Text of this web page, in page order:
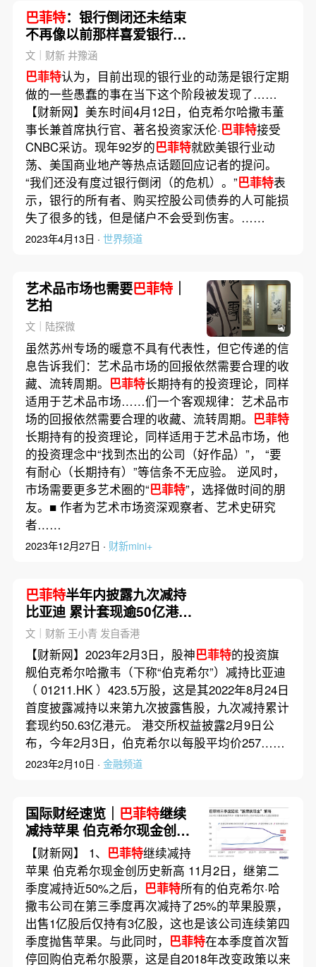
巴菲特：银行倒闭还未结束
不再像以前那样喜爱银行业
务
文｜财新 井豫涵
巴菲特认为，目前出现的银行业的动荡是银行定期
做的一些愚蠢的事在当下这个阶段被发现了……
【财新网】美东时间4月12日，伯克希尔哈撒韦董
事长兼首席执行官、著名投资家沃伦·巴菲特接受
CNBC采访。现年92岁的巴菲特就欧美银行业动
荡、美国商业地产等热点话题回应记者的提问。
“我们还没有度过银行倒闭（的危机）。”巴菲特表
示，银行的所有者、购买控股公司债券的人可能损
失了很多的钱，但是储户不会受到伤害。……
2023年4月13日 · 世界频道
艺术品市场也需要巴菲特｜
艺拍
文｜陆探微
虽然苏州专场的暖意不具有代表性，但它传递的信
息告诉我们：艺术品市场的回报依然需要合理的收
藏、流转周期。 巴菲特长期持有的投资理论，同样
适用于艺术品市场……们一个客观规律：艺术品市
场的回报依然需要合理的收藏、流转周期。 巴菲特
长期持有的投资理论，同样适用于艺术品市场，他
的投资理念中“找到杰出的公司（好作品）”， “要
有耐心（长期持有）”等信条不无应验。 逆风时，
市场需要更多艺术圈的“巴菲特”，选择做时间的朋
友。■ 作者为艺术市场资深观察者、艺术史研究
者……
2023年12月27日 · 财新mini+
巴菲特半年内披露九次减持
比亚迪 累计套现逾50亿港元
｜星港钱潮
文｜财新 王小青 发自香港
【财新网】2023年2月3日，股神巴菲特的投资旗
舰伯克希尔哈撒韦（下称“伯克希尔”）减持比亚迪
（ 01211.HK ）423.5万股，这是其2022年8月24日
首度披露减持以来第九次披露售股，九次减持累计
套现约50.63亿港元。 港交所权益披露2月9日公
布，今年2月3日，伯克希尔以每股平均价257……
2023年2月10日 · 金融频道
国际财经速览｜ 巴菲特继续
减持苹果 伯克希尔现金创历
史新高
【财新网】 1、 巴菲特继续减持
苹果 伯克希尔现金创历史新高 11月2日，继第二
季度减持近50%之后， 巴菲特所有的伯克希尔·哈
撒韦公司在第三季度再次减持了25%的苹果股票，
出售1亿股后仅持有3亿股，这也是该公司连续第四
季度抛售苹果。与此同时， 巴菲特在本季度首次暂
停回购伯克希尔股票，这是自2018年改变政策以来